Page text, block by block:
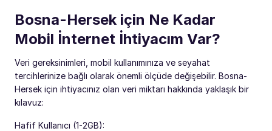
Bosna-Hersek için Ne Kadar
Mobil İnternet İhtiyacım Var?
Veri gereksinimleri, mobil kullanımınıza ve seyahat
tercihlerinize bağlı olarak önemli ölçüde değişebilir. Bosna-
Hersek için ihtiyacınız olan veri miktarı hakkında yaklaşık bir
kılavuz:
Hafif Kullanıcı (1-2GB):